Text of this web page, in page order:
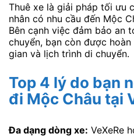
Thuê xe là giải pháp tối ưu
nhân có nhu cầu đến Mộc
Bên cạnh việc đảm bảo an
chuyển, bạn còn được
gian và lịch trình di chuyển.
Top 4 lý do bạn
đi Mộc Châu tại
Đa dạng dòng xe: VeXeRe